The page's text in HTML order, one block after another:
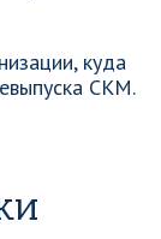
куда
СКМ.